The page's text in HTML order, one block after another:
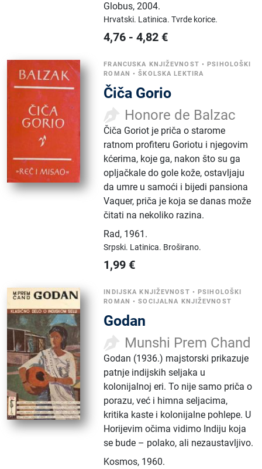
Globus,2004.
Hrvatski. Latinica.Tvrde korice.
4,76 -4,82 €
FRANCUSKA KNJIŽEVNOST • PSIHOLOŠKI
ROMAN •ŠKOLSKA LEKTIRA
Čiča Gorio
Honore de Balzac
Čiča Goriot je priča o starome
ratnom profiteru Goriotu i njegovim
kćerima, koje ga, nakon što su ga
opljačkale do gole kože, ostavljaju
da umre u samoći i bijedi pansiona
Vaquer, priča je koja se danas može
čitati na nekoliko razina.
Rad, 1961.
Srpski. Latinica. Broširano.
1,99 €
INDIJSKA KNJIŽEVNOST • PSIHOLOŠKI
ROMAN •SOCIJALNA KNJIŽEVNOST
Godan
Munshi Prem Chand
Godan (1936.) majstorski prikazuje
patnje indijskih seljaka u
kolonijalnoj eri. To nije samo priča o
porazu, već i himna seljacima,
kritika kaste i kolonijalne pohlepe. U
Horijevim očima vidimo Indiju koja
se bude – polako, ali nezaustavljivo.
Kosmos, 1960.